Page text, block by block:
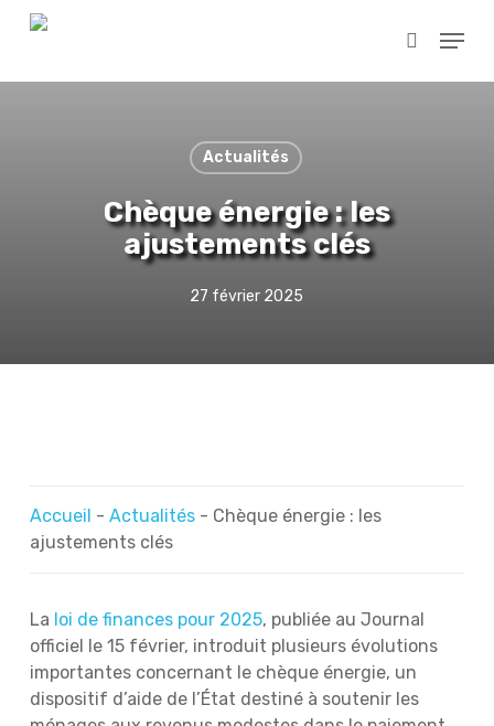
Skip
search
Menu
Actualités
Chèque énergie : les
ajustements clés
27 février 2025
Accueil - Actualités- Chèque énergie : les
ajustements clés
La loi de finances pour 2025, publiée au Journal
officiel le 15 février, introduit plusieurs évolutions
importantes concernant le chèque énergie, un
dispositif d’aide de l’État destiné à soutenir les